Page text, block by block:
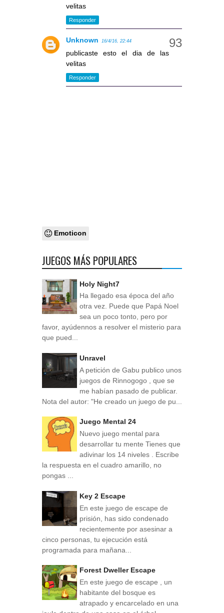
velitas
Responder
Unknown 16/4/16, 22:44
publicaste esto el dia de las
velitas
Responder
Emoticon
JUEGOS MÁS POPULARES
Holy Night7
Ha llegado esa época del año
otra vez. Puede que Papá Noel
sea un poco tonto, pero por
favor, ayúdennos a resolver el misterio para
que pued...
Unravel
A petición de Gabu publico unos
juegos de Rinnogogo , que se
me habían pasado de publicar.
Nota del autor: "He creado un juego de pu...
Juego Mental 24
Nuevo juego mental para
desarrollar tu mente Tienes que
adivinar los 14 niveles . Escribe
la respuesta en el cuadro amarillo, no
pongas ...
Key 2 Escape
En este juego de escape de
prisión, has sido condenado
recientemente por asesinar a
cinco personas, tu ejecución está
programada para mañana...
Forest Dweller Escape
En este juego de escape , un
habitante del bosque es
atrapado y encarcelado en una